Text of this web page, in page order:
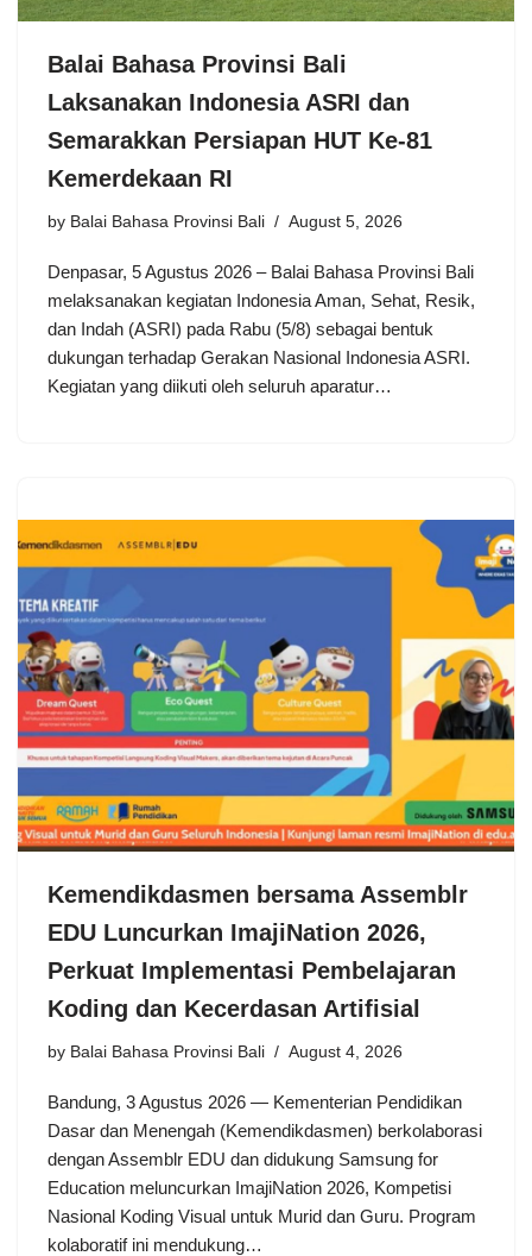
Balai Bahasa Provinsi Bali
Laksanakan Indonesia ASRI dan
Semarakkan Persiapan HUT Ke-81
Kemerdekaan RI
by Balai Bahasa Provinsi Bali August 5, 2026
Denpasar, 5 Agustus 2026 – Balai Bahasa Provinsi Bali
melaksanakan kegiatan Indonesia Aman, Sehat, Resik,
dan Indah (ASRI) pada Rabu (5/8) sebagai bentuk
dukungan terhadap Gerakan Nasional Indonesia ASRI.
Kegiatan yang diikuti oleh seluruh aparatur…
Kemendikdasmen bersama Assemblr
EDU Luncurkan ImajiNation 2026,
Perkuat Implementasi Pembelajaran
Koding dan Kecerdasan Artifisial
by Balai Bahasa Provinsi Bali August 4, 2026
Bandung, 3 Agustus 2026 — Kementerian Pendidikan
Dasar dan Menengah (Kemendikdasmen) berkolaborasi
dengan Assemblr EDU dan didukung Samsung for
Education meluncurkan ImajiNation 2026, Kompetisi
Nasional Koding Visual untuk Murid dan Guru. Program
kolaboratif ini mendukung…